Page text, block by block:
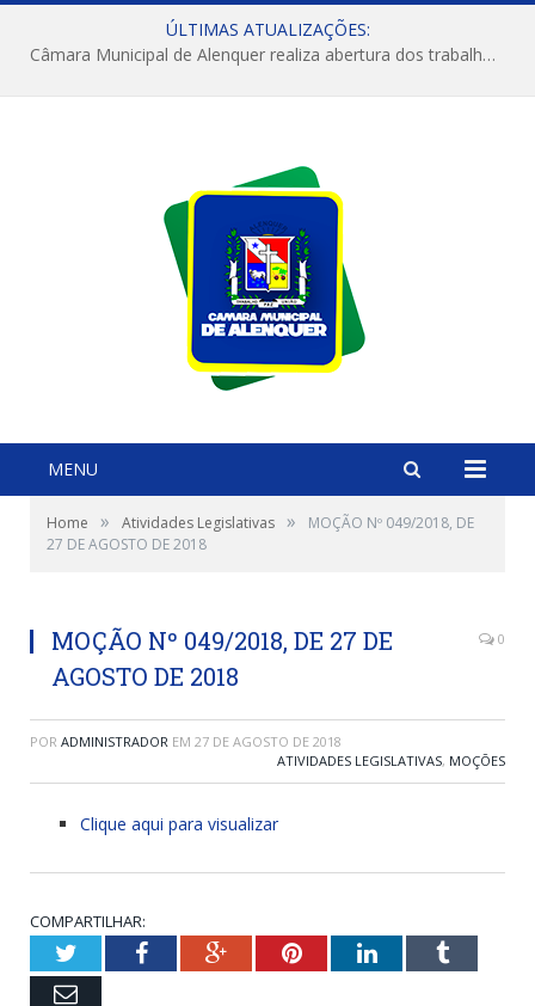
ÚLTIMAS ATUALIZAÇÕES:
Câmara Municipal de Alenquer realiza abertura dos trabalhos do 4º Período Legislativo
MENU
Home » Atividades Legislativas »
MOÇÃO Nº 049/2018, DE
27 DE AGOSTO DE 2018
MOÇÃO Nº 049/2018, DE 27 DE
AGOSTO DE 2018
0
POR ADMINISTRADOR EM 27 DE AGOSTO DE 2018
ATIVIDADES LEGISLATIVAS, MOÇÕES
Clique aqui para visualizar
COMPARTILHAR:
TwitterFacebookGoogle+PinterestLinkedInTumblr
Email